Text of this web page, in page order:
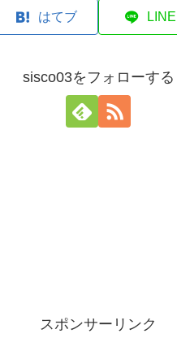
はてブ LINE
sisco03をフォローする
スポンサーリンク